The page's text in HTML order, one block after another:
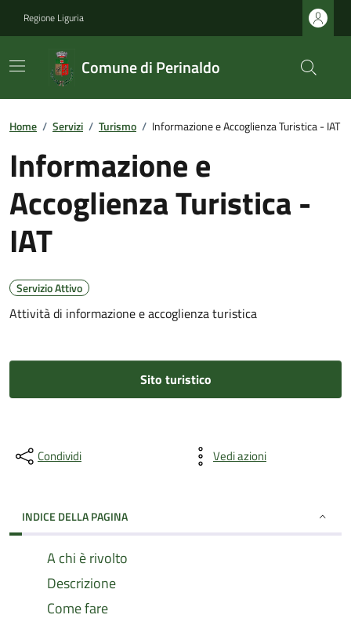
Regione Liguria
Comune di Perinaldo
Home / Servizi / Turismo / Informazione e Accoglienza Turistica - IAT
Informazione e
Accoglienza Turistica -
IAT
Servizio Attivo
Attività di informazione e accoglienza turistica
Sito turistico
Condividi Vedi azioni
INDICE DELLA PAGINA
A chi è rivolto
Descrizione
Come fare